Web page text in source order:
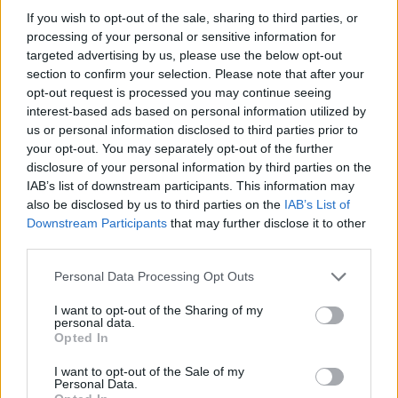
If you wish to opt-out of the sale, sharing to third parties, or
processing of your personal or sensitive information for
targeted advertising by us, please use the below opt-out
section to confirm your selection. Please note that after your
opt-out request is processed you may continue seeing
interest-based ads based on personal information utilized by
us or personal information disclosed to third parties prior to
your opt-out. You may separately opt-out of the further
disclosure of your personal information by third parties on the
IAB’s list of downstream participants. This information may
also be disclosed by us to third parties on the IAB’s List of
Downstream Participants that may further disclose it to other
Please note that this website/app uses one or more Google
not limited to your visit or usage behaviour. You may click to
grant or deny consent to Google and its third-party tags to
use your data for below specified purposes in below Google
consent section.
Personal Data Processing Opt Outs
I want to opt-out of the Sharing of my
personal data.
Opted In
I want to opt-out of the Sale of my
Personal Data.
jugadores que, a juicio de Comunio Magazine, han sido las revelaciones
del curso 22/23.
Tendencias de mercado – mayo: Jackson rompe la banca